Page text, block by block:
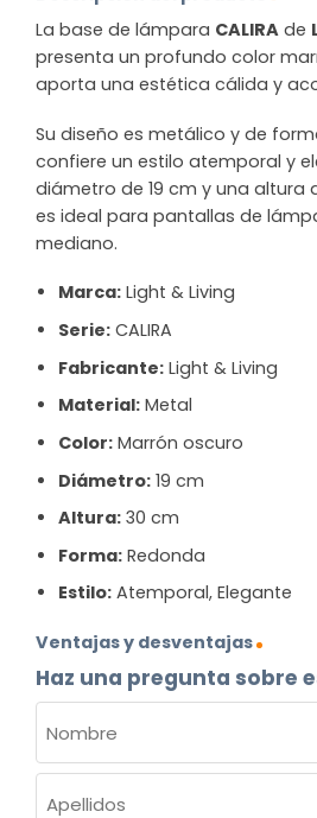
La base de lámpara CALIRA de
presenta un profundo color
aporta una estética cálida y
Su diseño es metálico y de
confiere un estilo atemporal y
diámetro de 19 cm y una altura
es ideal para pantallas de
mediano.
Marca:Light & Living
Serie:CALIRA
Fabricante:Light & Living
Material:Metal
Color:Marrón oscuro
Diámetro:19 cm
Altura:30 cm
Forma:Redonda
Estilo:Atemporal, Elegante
Ventajas y desventajas
Haz una pregunta sobre
(OBLIGATORIO)
Nombre